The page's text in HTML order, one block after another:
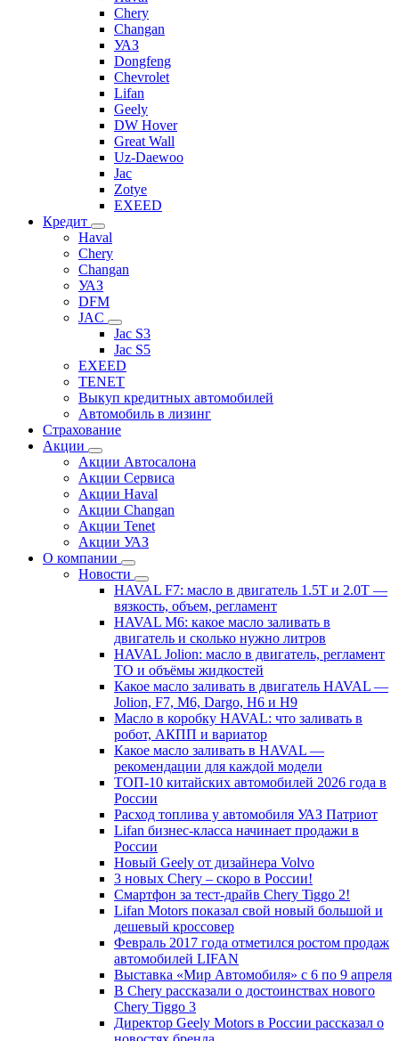
Chery
Changan
УАЗ
Dongfeng
Chevrolet
Lifan
Geely
DW Hover
Great Wall
Uz-Daewoo
Jac
Zotye
EXEED
Кредит
Haval
Chery
Changan
УАЗ
DFM
JAC
Jac S3
Jac S5
EXEED
TENET
Выкуп кредитных автомобилей
Автомобиль в лизинг
Страхование
Акции
Акции Автосалона
Акции Сервиса
Акции Haval
Акции Changan
Акции Tenet
Акции УАЗ
О компании
Новости
HAVAL F7: масло в двигатель 1.5T и 2.0T —
вязкость, объем, регламент
HAVAL M6: какое масло заливать в
двигатель и сколько нужно литров
HAVAL Jolion: масло в двигатель, регламент
ТО и объёмы жидкостей
Какое масло заливать в двигатель HAVAL —
Jolion, F7, M6, Dargo, H6 и H9
Масло в коробку HAVAL: что заливать в
робот, АКПП и вариатор
Какое масло заливать в HAVAL —
рекомендации для каждой модели
ТОП-10 китайских автомобилей 2026 года в
России
Расход топлива у автомобиля УАЗ Патриот
Lifan бизнес-класса начинает продажи в
России
Новый Geely от дизайнера Volvo
3 новых Chery – скоро в России!
Смартфон за тест-драйв Chery Tiggo 2!
Lifan Motors показал свой новый большой и
дешевый кроссовер
Февраль 2017 года отметился ростом продаж
автомобилей LIFAN
Выставка «Мир Автомобиля» с 6 по 9 апреля
В Chery рассказали о достоинствах нового
Chery Tiggo 3
Директор Geely Motors в России рассказал о